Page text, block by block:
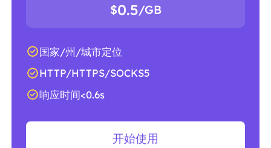
$0.5/GB
国家/州/城市定位
HTTP/HTTPS/SOCKS5
响应时间<0.6s
开始使用